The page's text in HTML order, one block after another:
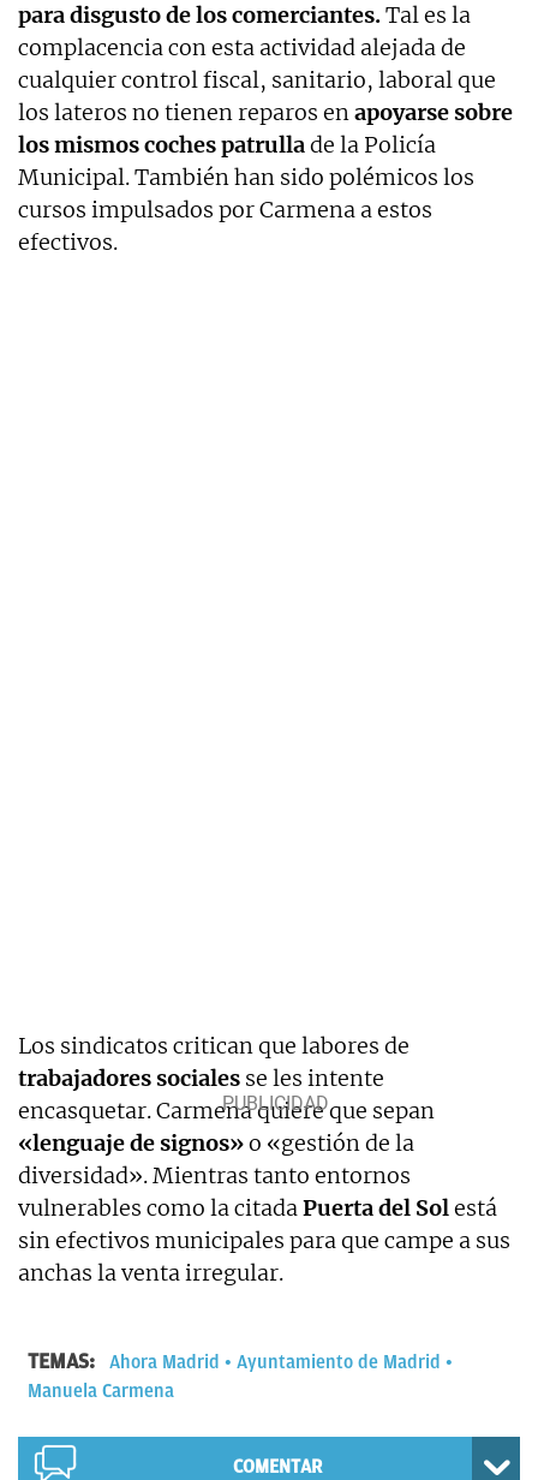
para disgusto de los comerciantes.Tal es la
complacencia con esta actividad alejada de
cualquier control fiscal, sanitario, laboral que
los lateros no tienen reparos enapoyarse sobre
los mismos coches patrullade la Policía
Municipal. También han sido polémicos los
cursos impulsados por Carmena a estos
efectivos.
Los sindicatos critican que labores de
trabajadores sociales se les intente
encasquetar. Carmena quiere que sepan
«lenguaje de signos»o «gestión de la
diversidad». Mientras tanto entornos
vulnerables como la citadaPuerta del Solestá
sin efectivos municipales para que campe a sus
anchas la venta irregular.
TEMAS: Ahora Madrid
Ayuntamiento de Madrid
Manuela Carmena
COMENTAR